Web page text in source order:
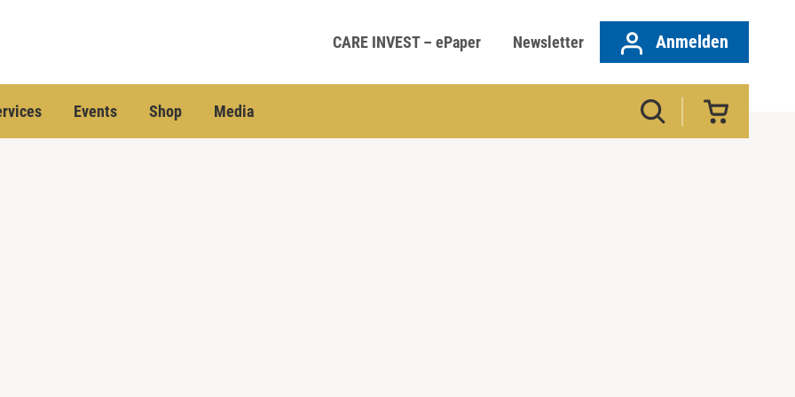
CARE INVEST – ePaper Newsletter Anmelden
Events Shop Media